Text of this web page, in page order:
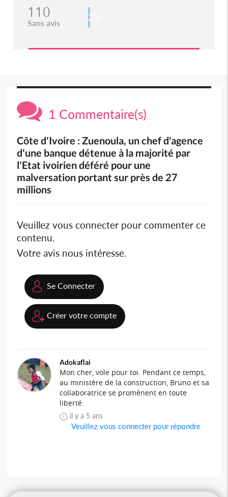
110
Sans avis 2%
1 Commentaire(s)
Côte d'Ivoire : Zuenoula, un chef d'agence
d'une banque détenue à la majorité par
l'Etat ivoirien déféré pour une
malversation portant sur près de 27
millions
Veuillez vous connecter pour commenter ce
contenu.
Votre avis nous intéresse.
Se Connecter
Créer votre compte
Adokaflai
Mon cher, vole pour toi. Pendant ce temps,
au ministère de la construction, Bruno et sa
collaboratrice se promènent en toute
liberté.
il y a 5 ans
Veuillez vous connecter pour répondre